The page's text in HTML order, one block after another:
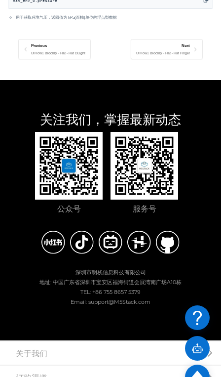
用于获取环境气压，返回值为 hPa(百帕)单位的浮点型数据
Previous
UiFlow1 Blockly - Hat - Hat DLight
Next
UiFlow1 Blockly - Hat - Hat Finger
关注我们，掌握最新动态
公众号 服务号
深圳市明栈信息科技有限公司
地址: 中国广东省深圳市宝安区福海街道会展湾南广场A10栋
TEL: +86 755 8657 5379
Email: support@M5Stack.com
关于我们